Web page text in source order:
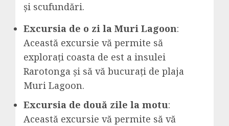
și scufundări.
Excursia de o zi la Muri Lagoon:
Această excursie vă permite să
explorați coasta de est a insulei
Rarotonga și să vă bucurați de plaja
Muri Lagoon.
Excursia de două zile la motu:
Această excursie vă permite să vă